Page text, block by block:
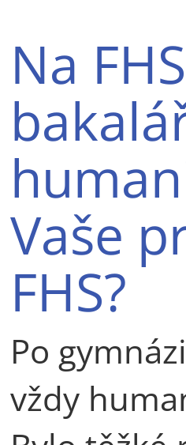
Na
Vaše
FHS?
Po
vždy